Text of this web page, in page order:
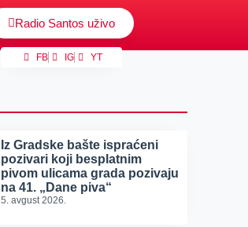
Radio Santos uživo
FB IG YT
Iz Gradske bašte ispraćeni
pozivari koji besplatnim
pivom ulicama grada pozivaju
na 41. „Dane piva“
5. avgust 2026.